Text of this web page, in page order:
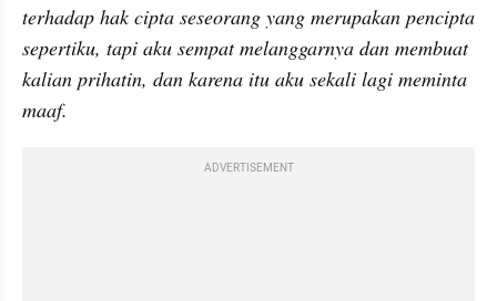
terhadap hak cipta seseorang yang merupakan pencipta
sepertiku, tapi aku sempat melanggarnya dan membuat
kalian prihatin, dan karena itu aku sekali lagi meminta
maaf.
ADVERTISEMENT